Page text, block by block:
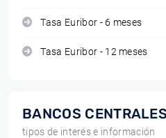
Tasa Euribor - 6 meses
Tasa Euribor - 12 meses
BANCOS CENTRALES
tipos de interés e información